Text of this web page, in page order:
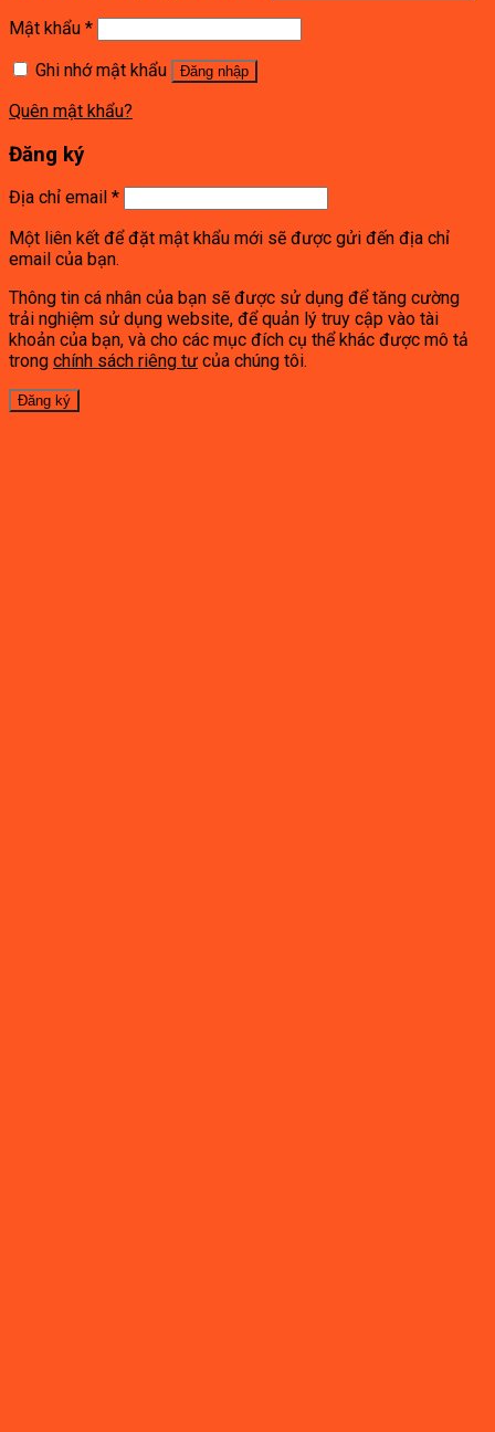
Mật khẩu *
Ghi nhớ mật khẩu
Đăng nhập
Quên mật khẩu?
Đăng ký
Địa chỉ email *
Một liên kết để đặt mật khẩu mới sẽ được gửi đến địa chỉ
email của bạn.
Thông tin cá nhân của bạn sẽ được sử dụng để tăng cường
trải nghiệm sử dụng website, để quản lý truy cập vào tài
khoản của bạn, và cho các mục đích cụ thể khác được mô tả
trong chính sách riêng tư của chúng tôi.
Đăng ký